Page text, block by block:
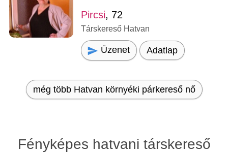
Pircsi, 72
Társkereső Hatvan
Üzenet Adatlap
még több Hatvan környéki párkereső nő
Fényképes hatvani társkereső